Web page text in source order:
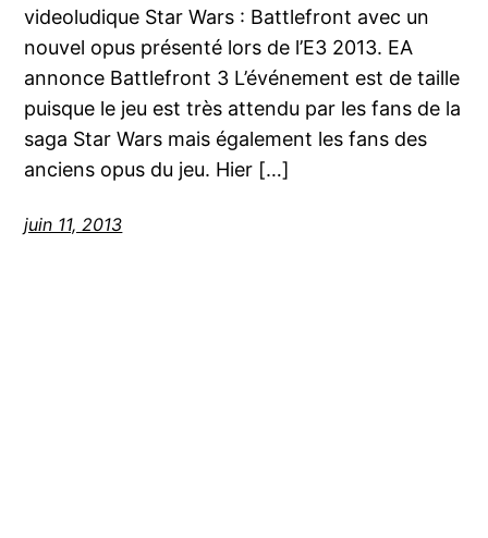
videoludique Star Wars : Battlefront avec un
nouvel opus présenté lors de l’E3 2013. EA
annonce Battlefront 3 L’événement est de taille
puisque le jeu est très attendu par les fans de la
saga Star Wars mais également les fans des
anciens opus du jeu. Hier […]
juin 11, 2013